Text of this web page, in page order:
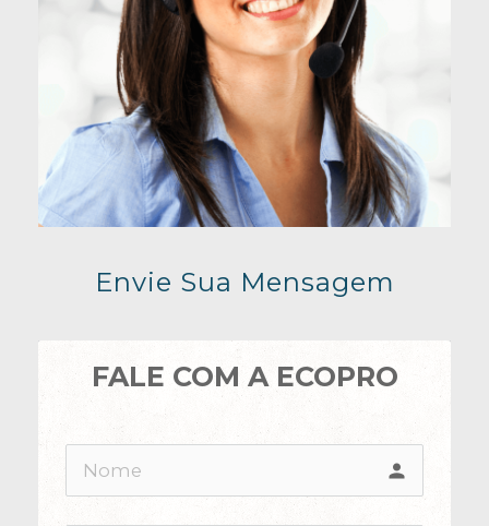
Envie Sua Mensagem
FALE COM A ECOPRO
person